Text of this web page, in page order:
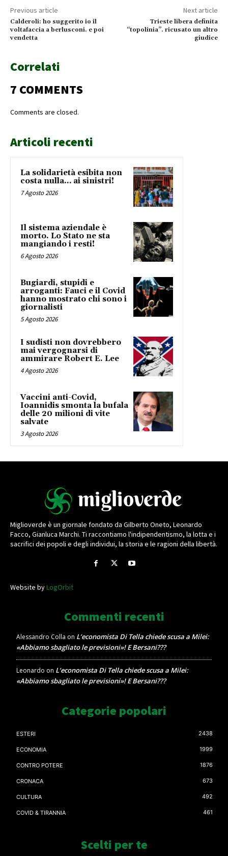
Previous article
Calderoli: ho suggerito io il
voltafaccia a berlusconi. e poi
vendetta
Next article
Trieste libera definita
“topolinia”. ricusato un altro
giudice
Correlati
7 COMMENTS
Comments are closed.
Articoli recenti
La solidarietà esibita non
costa nulla… ai sinistri!
7 Agosto 2026
Il sistema aziendale è
morto. Lo Stato ne sta
mangiando i resti!
6 Agosto 2026
Bugiardi, stupidi e
arroganti: Fauci e il Covid
hanno mostrato chi sono i
giornalisti
5 Agosto 2026
I sudisti non dovrebbero
mai vergognarsi di
ammirare Robert E. Lee
4 Agosto 2026
Vaccini anti-Covid,
Ioannidis smonta la bufala
delle 20 milioni di vite
salvate
3 Agosto 2026
Miglioverde è un giornale fondato da Gilberto Oneto, Leonardo
Facco, Gianluca Marchi. Ti raccontiamo l'indipendentismo, la lotta e i
sacrifici dei popoli e degli individui, la storia e le ragioni della libertà.
Website byLogOrbit
Commenti recenti
Alessandro Colla on L’economista Di Tella chiede scusa a Milei:
«Abbiamo sbagliato le previsioni»! E Bersani???
Leonardo on L’economista Di Tella chiede scusa a Milei:
«Abbiamo sbagliato le previsioni»! E Bersani???
Categorie popolari
ESTERI 2438
ECONOMIA 1999
CONTRO POTERE 1876
CRONACA 673
CULTURA 492
COVID & TIRANNIA 461
Scelti per te